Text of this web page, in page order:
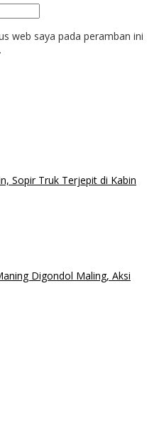
web saya pada peramban ini
Sopir Truk Terjepit di Kabin
Digondol Maling, Aksi